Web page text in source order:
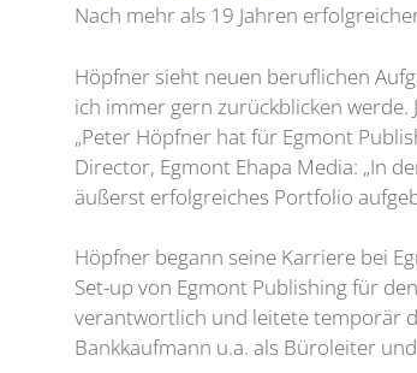
Nach mehr als 19 Jahren
Höpfner sieht neuen beruflichen
ich immer gern zurückblicken
„Peter Höpfner hat für Egmont
Director, Egmont Ehapa Media: „In
äußerst erfolgreiches Portfolio
Höpfner begann seine Karriere bei
Set-up von Egmont Publishing für
verantwortlich und leitete temporär
Bankkaufmann u.a. als Büroleiter